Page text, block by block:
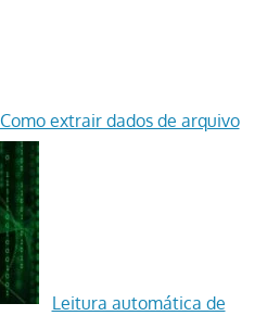
Como extrair dados de arquivo
Leitura automática de